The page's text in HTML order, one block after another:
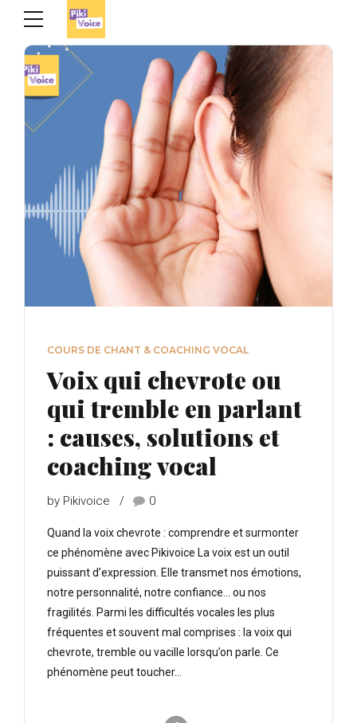
COURS DE CHANT & COACHING VOCAL
Voix qui chevrote ou
qui tremble en parlant
: causes, solutions et
coaching vocal
by Pikivoice 0
Quand la voix chevrote : comprendre et surmonter
ce phénomène avec Pikivoice La voix est un outil
puissant d’expression. Elle transmet nos émotions,
notre personnalité, notre confiance… ou nos
fragilités. Parmi les difficultés vocales les plus
fréquentes et souvent mal comprises : la voix qui
chevrote, tremble ou vacille lorsqu’on parle. Ce
phénomène peut toucher...